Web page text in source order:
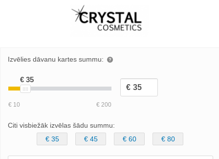
Izvēlies dāvanu kartes summu:
Citi visbiežāk izvēlas šādu summu:
€ 35
€ 45 € 60 € 80